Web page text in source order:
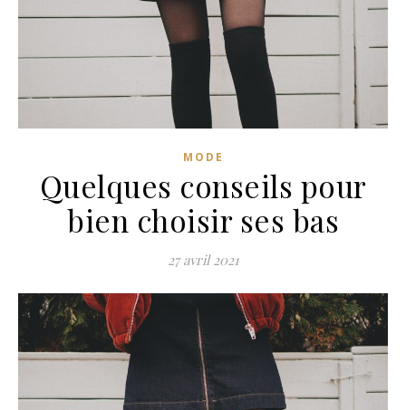
MODE
Quelques conseils pour
bien choisir ses bas
27 avril 2021